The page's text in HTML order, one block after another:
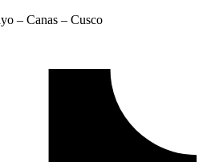
– Canas – Cusco